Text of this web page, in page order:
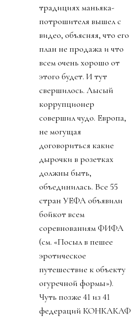
традициях маньяка-
потрошителя вышел с
видео, объясняя, что его
план не продажа и что
всем очень хорошо от
этого будет. И тут
свершилось. Лысый
коррупционер
совершил чудо. Европа,
не могущая
договориться какие
дырочки в розетках
должны быть,
объединилась. Все 55
стран УЕФА объявили
бойкот всем
соревнованиям ФИФА
(см. «Посыл в пешее
эротическое
путешествие к объекту
огуречной формы»).
Чуть позже 41 из 41
федераций КОНКАКАФ